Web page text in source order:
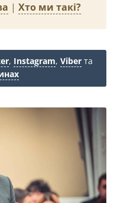
| Хто ми такі?
, Instagram, Viber та